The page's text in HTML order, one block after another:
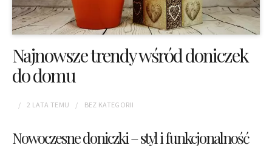
Najnowsze trendy wśród doniczek
do domu
2 LATA TEMU BEZ KATEGORII
Nowoczesne doniczki – styl i funkcjonalność